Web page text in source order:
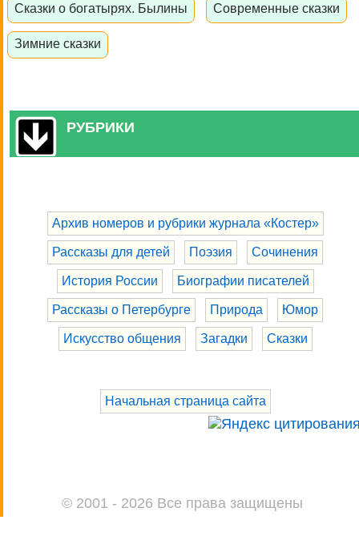
Сказки о богатырях. Былины Современные сказки
Зимние сказки
РУБРИКИ
Архив номеров и рубрики журнала «Костер»
Рассказы для детей Поэзия Сочинения
История России Биографии писателей
Рассказы о Петербурге Природа Юмор
Искусство общения Загадки Сказки
Начальная страница сайта
© 2001 - 2026 Все права защищены